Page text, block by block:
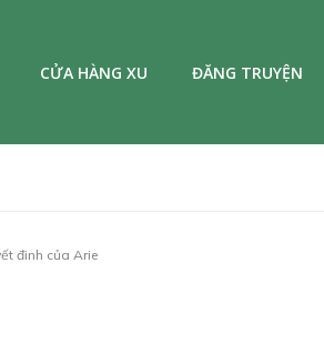
CỬA HÀNG XU ĐĂNG TRUYỆN
đinh của Arie